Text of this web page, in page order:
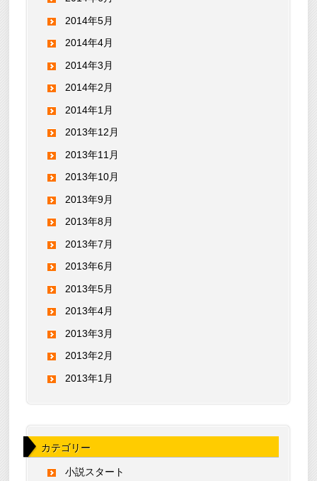
2014年5月
2014年4月
2014年3月
2014年2月
2014年1月
2013年12月
2013年11月
2013年10月
2013年9月
2013年8月
2013年7月
2013年6月
2013年5月
2013年4月
2013年3月
2013年2月
2013年1月
カテゴリー
小説スタート